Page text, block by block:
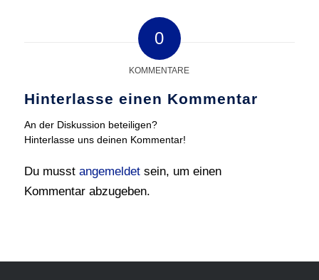
0
KOMMENTARE
Hinterlasse einen Kommentar
An der Diskussion beteiligen?
Hinterlasse uns deinen Kommentar!
Du musst angemeldetsein, um einen
Kommentar abzugeben.